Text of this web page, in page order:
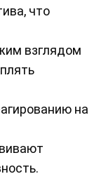
что
взглядом
на